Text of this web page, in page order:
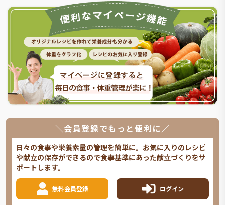
＼会員登録でもっと便利に／
日々の食事や栄養素量の管理を簡単に。お気に入りのレシピ
や献立の保存ができるので食事基準にあった献立づくりをサ
ポートします。
無料会員登録 ログイン